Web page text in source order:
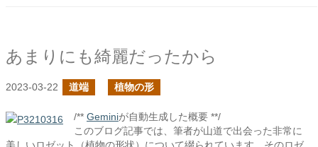
あまりにも綺麗だったから
2023-03-22 道端 植物の形
/** Geminiが自動生成した概要 **/
このブログ記事では、筆者が山道で出会った非常に